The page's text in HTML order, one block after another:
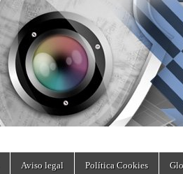
Aviso legal Política Cookies